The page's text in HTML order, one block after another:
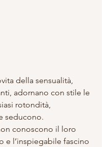
della sensualità,
adornano con stile le
rotondità,
seducono.
conoscono il loro
e l’inspiegabile fascino